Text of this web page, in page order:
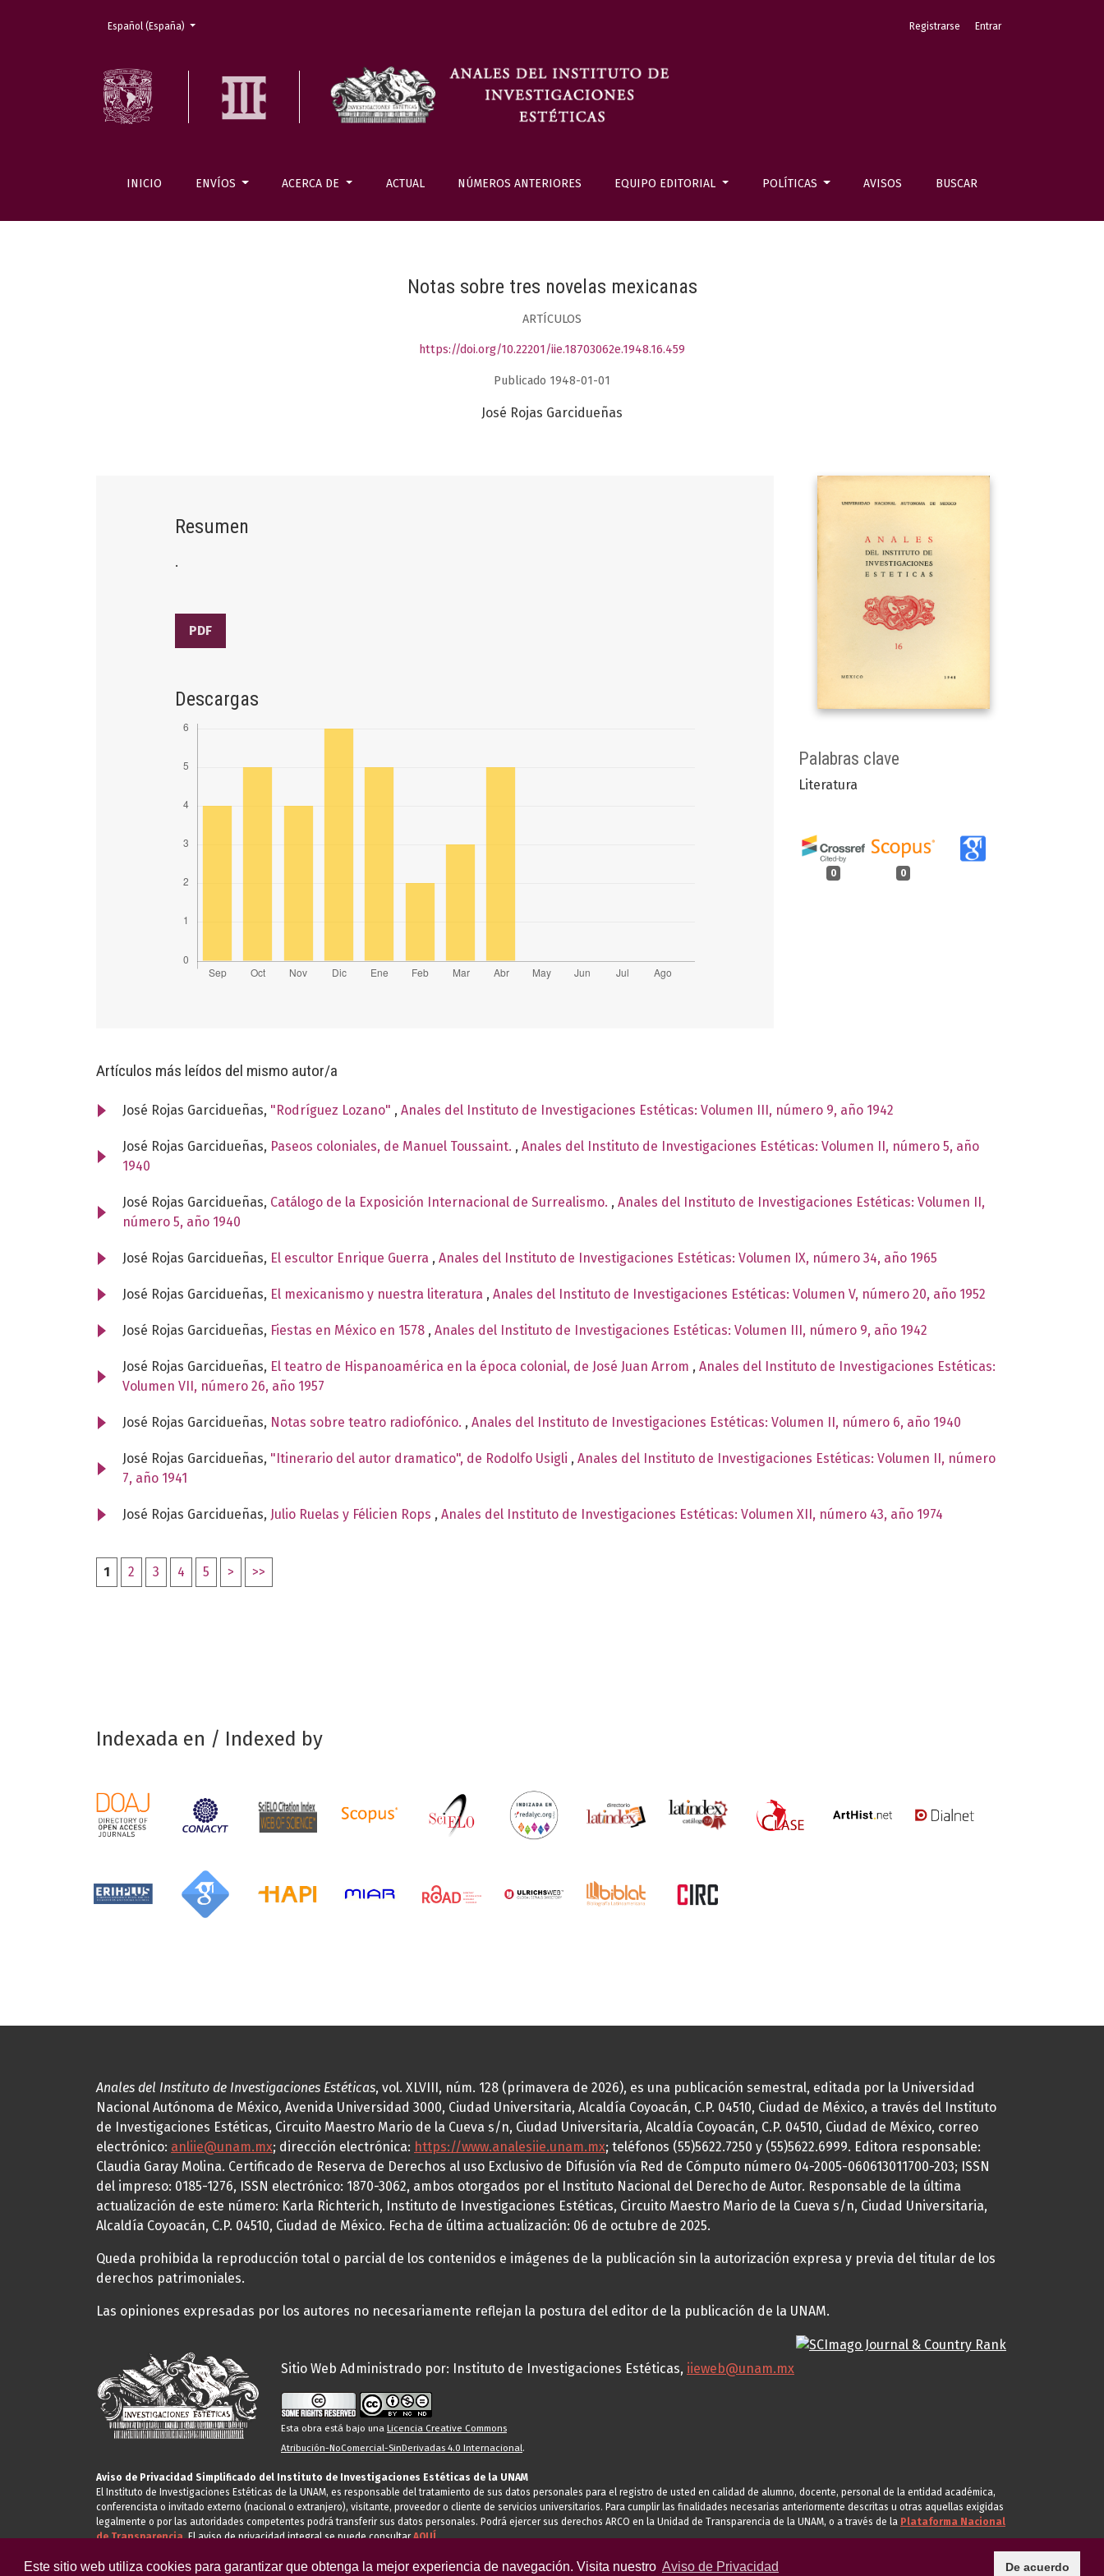
Este sitio web utiliza cookies para garantizar que obtenga la mejor experiencia de navegación. Visita nuestro Aviso de Privacidad De acuerdo
INICIO ENVÍOS ACERCA DE ACTUAL NÚMEROS ANTERIORES EQUIPO EDITORIAL POLÍTICAS AVISOS BUSCAR
Registrarse Entrar
Cambiar el idioma. El actual es:
Español (España)
Notas sobre tres novelas mexicanas
ARTÍCULOS
https://doi.org/10.22201/iie.18703062e.1948.16.459
Publicado 1948-01-01
José Rojas Garcidueñas
Palabras clave
Literatura
0 0
Resumen
.
PDF
Descargas
Artículos más leídos del mismo autor/a
José Rojas Garcidueñas, "Rodríguez Lozano" , Anales del Instituto de Investigaciones Estéticas: Volumen III, número 9, año 1942
José Rojas Garcidueñas, Paseos coloniales, de Manuel Toussaint. , Anales del Instituto de Investigaciones Estéticas: Volumen II, número 5, año
1940
José Rojas Garcidueñas, Catálogo de la Exposición Internacional de Surrealismo. , Anales del Instituto de Investigaciones Estéticas: Volumen II,
número 5, año 1940
José Rojas Garcidueñas, El escultor Enrique Guerra , Anales del Instituto de Investigaciones Estéticas: Volumen IX, número 34, año 1965
José Rojas Garcidueñas, El mexicanismo y nuestra literatura , Anales del Instituto de Investigaciones Estéticas: Volumen V, número 20, año 1952
José Rojas Garcidueñas, Fiestas en México en 1578 , Anales del Instituto de Investigaciones Estéticas: Volumen III, número 9, año 1942
José Rojas Garcidueñas, El teatro de Hispanoamérica en la época colonial, de José Juan Arrom , Anales del Instituto de Investigaciones Estéticas:
Volumen VII, número 26, año 1957
José Rojas Garcidueñas, Notas sobre teatro radiofónico. , Anales del Instituto de Investigaciones Estéticas: Volumen II, número 6, año 1940
José Rojas Garcidueñas, "Itinerario del autor dramatico", de Rodolfo Usigli , Anales del Instituto de Investigaciones Estéticas: Volumen II, número
7, año 1941
José Rojas Garcidueñas, Julio Ruelas y Félicien Rops , Anales del Instituto de Investigaciones Estéticas: Volumen XII, número 43, año 1974
1 2 3 4 5 > >>
Indexada en / Indexed by
Anales del Instituto de Investigaciones Estéticas, vol. XLVIII, núm. 128 (primavera de 2026), es una publicación semestral, editada por la Universidad
Nacional Autónoma de México, Avenida Universidad 3000, Ciudad Universitaria, Alcaldía Coyoacán, C.P. 04510, Ciudad de México, a través del Instituto
de Investigaciones Estéticas, Circuito Maestro Mario de la Cueva s/n, Ciudad Universitaria, Alcaldía Coyoacán, C.P. 04510, Ciudad de México, correo
electrónico: anliie@unam.mx; dirección electrónica: https://www.analesiie.unam.mx; teléfonos (55)5622.7250 y (55)5622.6999. Editora responsable:
Claudia Garay Molina. Certificado de Reserva de Derechos al uso Exclusivo de Difusión vía Red de Cómputo número 04-2005-060613011700-203; ISSN
del impreso: 0185-1276, ISSN electrónico: 1870-3062, ambos otorgados por el Instituto Nacional del Derecho de Autor. Responsable de la última
actualización de este número: Karla Richterich, Instituto de Investigaciones Estéticas, Circuito Maestro Mario de la Cueva s/n, Ciudad Universitaria,
Alcaldía Coyoacán, C.P. 04510, Ciudad de México. Fecha de última actualización: 06 de octubre de 2025.
Queda prohibida la reproducción total o parcial de los contenidos e imágenes de la publicación sin la autorización expresa y previa del titular de los
derechos patrimoniales.
Las opiniones expresadas por los autores no necesariamente reflejan la postura del editor de la publicación de la UNAM.
Sitio Web Administrado por: Instituto de Investigaciones Estéticas, iieweb@unam.mx
Esta obra está bajo una Licencia Creative Commons
Atribución-NoComercial-SinDerivadas 4.0 Internacional.
Aviso de Privacidad Simplificado del Instituto de Investigaciones Estéticas de la UNAM
El Instituto de Investigaciones Estéticas de la UNAM, es responsable del tratamiento de sus datos personales para el registro de usted en calidad de alumno, docente, personal de la entidad académica,
conferencista o invitado externo (nacional o extranjero), visitante, proveedor o cliente de servicios universitarios. Para cumplir las finalidades necesarias anteriormente descritas u otras aquellas exigidas
legalmente o por las autoridades competentes podrá transferir sus datos personales. Podrá ejercer sus derechos ARCO en la Unidad de Transparencia de la UNAM, o a través de la Plataforma Nacional
de Transparencia.El aviso de privacidad integral se puede consultarAQUÍ